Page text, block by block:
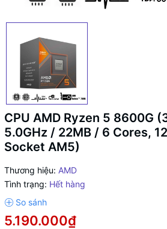
CPU AMD Ryzen 5 8600G
5.0GHz / 22MB / 6 Cores,
Socket AM5)
Thương hiệu: AMD
Tình trạng: Hết hàng
5.190.000₫